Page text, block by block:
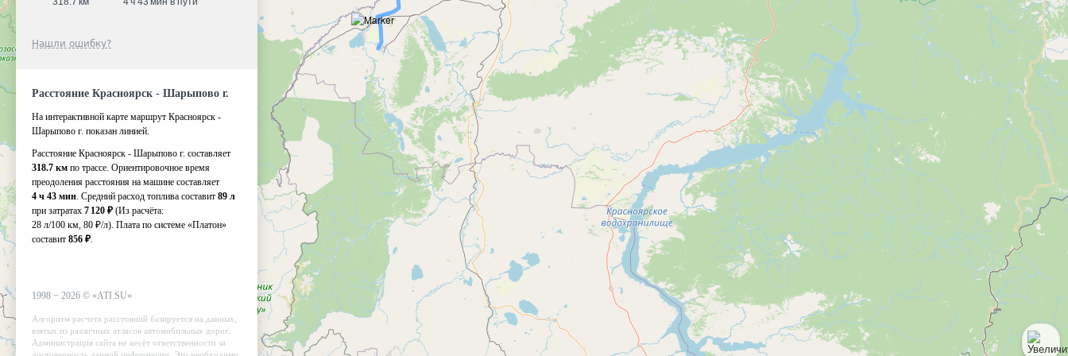
Нашли ошибку?
Расстояние Красноярск - Шарыпово г.
На интерактивной карте маршрут Красноярск -
Шарыпово г. показан линией.
Расстояние Красноярск - Шарыпово г. составляет
318.7 км по трассе. Ориентировочное время
преодоления расстояния на машине составляет
4 ч 43 мин. Средний расход топлива составит 89 л
при затратах 7 120 ₽ (Из расчёта:
28 л/100 км, 80 ₽/л). Плата по системе «Платон»
составит 856 ₽.
1998 − 2026 © «ATI.SU»
Алгоритм расчета расстояний базируется на данных,
взятых из различных атласов автомобильных дорог.
Администрация сайта не несёт ответственности за